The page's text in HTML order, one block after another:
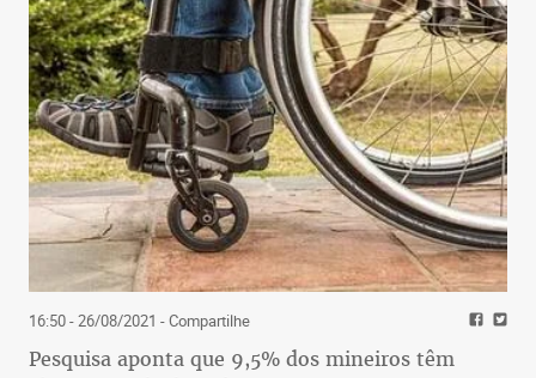
16:50 - 26/08/2021 - Compartilhe
Pesquisa aponta que 9,5% dos mineiros têm